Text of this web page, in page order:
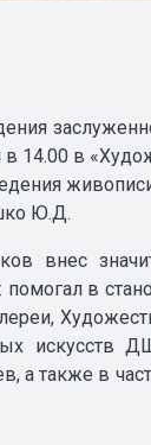
в 14.00 в
Ю.Д.
внес
в
а также в